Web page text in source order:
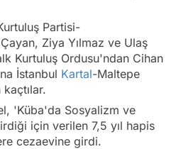
Partisi-
Ziya Yılmaz ve Ulaş
Kurtuluş Ordusu'ndan Cihan
İstanbul Kartal-Maltepe
'Küba'da Sosyalizm ve
için verilen 7,5 yıl hapis
cezaevine girdi.